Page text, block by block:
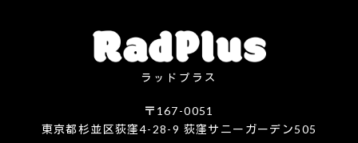
ラッドプラス
〒167-0051
東京都杉並区荻窪4-28-9 荻窪サニーガーデン505